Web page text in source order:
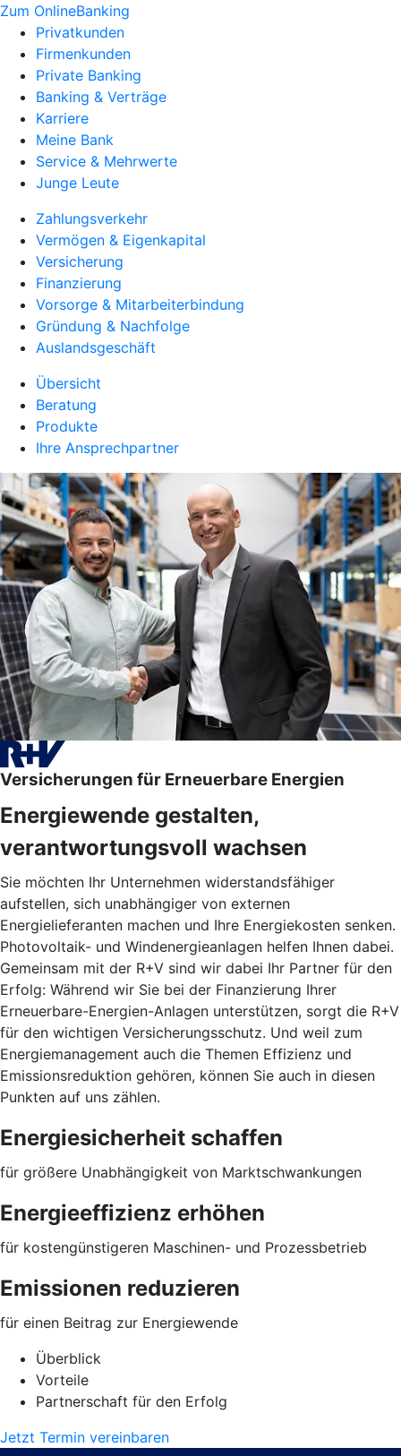
Zum OnlineBanking
Privatkunden
Firmenkunden
Private Banking
Banking & Verträge
Karriere
Meine Bank
Service & Mehrwerte
Junge Leute
Zahlungsverkehr
Vermögen & Eigenkapital
Versicherung
Finanzierung
Vorsorge & Mitarbeiterbindung
Gründung & Nachfolge
Auslandsgeschäft
Übersicht
Beratung
Produkte
Ihre Ansprechpartner
Versicherungen für Erneuerbare Energien
Energiewende gestalten,
verantwortungsvoll wachsen
Sie möchten Ihr Unternehmen widerstandsfähiger
aufstellen, sich unabhängiger von externen
Energielieferanten machen und Ihre Energiekosten senken.
Photovoltaik- und Windenergieanlagen helfen Ihnen dabei.
Gemeinsam mit der R+V sind wir dabei Ihr Partner für den
Erfolg: Während wir Sie bei der Finanzierung Ihrer
Erneuerbare-Energien-Anlagen unterstützen, sorgt die R+V
für den wichtigen Versicherungsschutz. Und weil zum
Energiemanagement auch die Themen Effizienz und
Emissionsreduktion gehören, können Sie auch in diesen
Punkten auf uns zählen.
Energiesicherheit schaffen
für größere Unabhängigkeit von Marktschwankungen
Energieeffizienz erhöhen
für kostengünstigeren Maschinen- und Prozessbetrieb
Emissionen reduzieren
für einen Beitrag zur Energiewende
Überblick
Vorteile
Partnerschaft für den Erfolg
Jetzt Termin vereinbaren